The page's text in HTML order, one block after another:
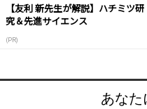
【友利 新先生が解説】ハチミツ研
究＆先進サイエンス
(PR)
あなた